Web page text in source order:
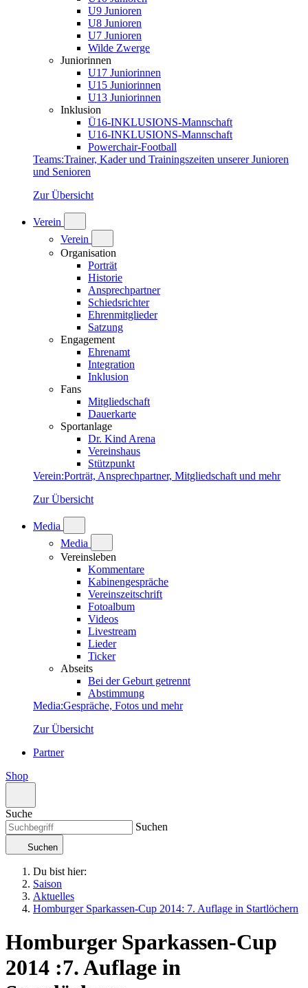
U9 Junioren
U8 Junioren
U7 Junioren
Wilde Zwerge
Juniorinnen
U17 Juniorinnen
U15 Juniorinnen
U13 Juniorinnen
Inklusion
Ü16-INKLUSIONS-Mannschaft
U16-INKLUSIONS-Mannschaft
Powerchair-Football
Teams:Trainer, Kader und Trainingszeiten unserer Junioren
und Senioren
Zur Übersicht
Verein
Verein
Organisation
Porträt
Historie
Ansprechpartner
Schiedsrichter
Ehrenmitglieder
Satzung
Engagement
Ehrenamt
Integration
Inklusion
Fans
Mitgliedschaft
Dauerkarte
Sportanlage
Dr. Kind Arena
Vereinshaus
Stützpunkt
Verein:Porträt, Ansprechpartner, Mitgliedschaft und mehr
Zur Übersicht
Media
Media
Vereinsleben
Kommentare
Kabinengespräche
Vereinszeitschrift
Fotoalbum
Videos
Livestream
Lieder
Ticker
Abseits
Bei der Geburt getrennt
Abstimmung
Media:Gespräche, Fotos und mehr
Zur Übersicht
Partner
Shop
Suche
Suchen
Suchen
Du bist hier:
Saison
Aktuelles
Homburger Sparkassen-Cup 2014: 7. Auflage in Startlöchern
Homburger Sparkassen-Cup
2014 :7. Auflage in